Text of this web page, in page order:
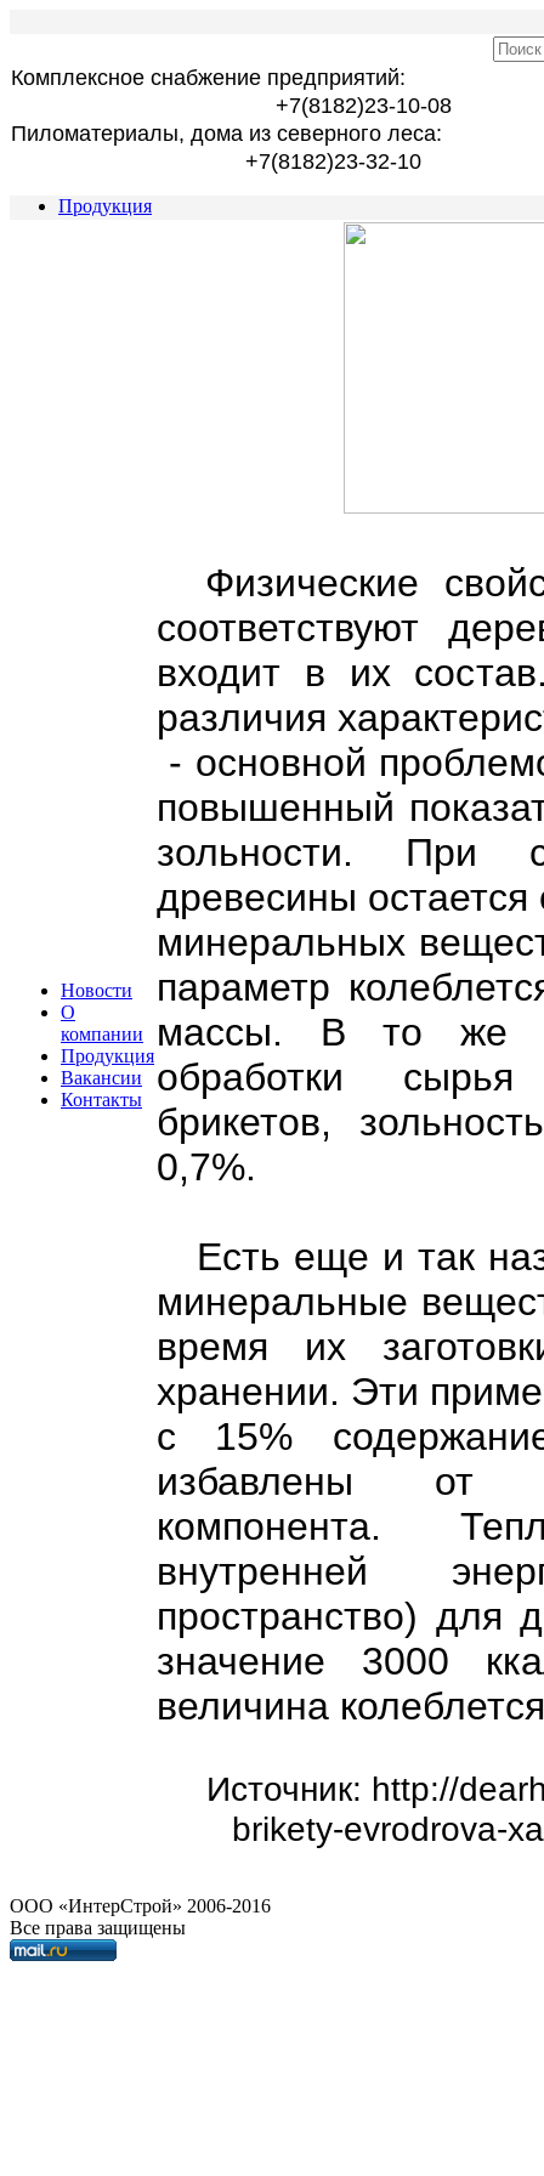
Комплексное снабжение предприятий:
+7(8182)23-10-08
Пиломатериалы, дома из северного леса:
+7(8182)23-32-10
Продукция
Новости
О
компании
Продукция
Вакансии
Контакты
Физические
соответствуют
входит в их
различия
- основной
повышенный
зольности. При
древесины
минеральных
параметр
массы. В то же
обработки
брикетов,
0,7%.
Есть еще и так
минеральные
время их
хранении. Эти
с 15%
избавлены от
компонента.
внутренней
пространство) для
значение 3000
величина
Источник: http://
brikety-evrodrova-
OOO «ИнтерСтрой» 2006-2016
Все права защищены